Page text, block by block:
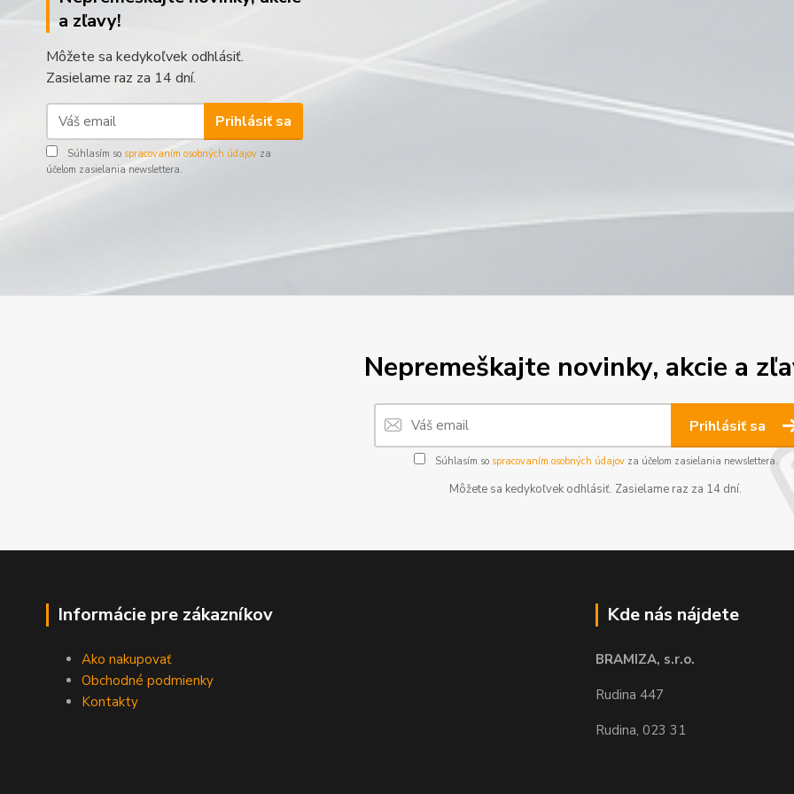
a zľavy!
Môžete sa kedykoľvek odhlásiť.
Zasielame raz za 14 dní.
Prihlásiť sa
Súhlasím so spracovaním osobných údajov za
účelom zasielania newslettera.
Nepremeškajte novinky, akcie a
Prihlásiť sa
Súhlasím so spracovaním osobných údajovza účelom zasielania newslettera.
Môžete sa kedykoľvek odhlásiť. Zasielame raz za 14 dní.
Informácie pre zákazníkov
Ako nakupovať
Obchodné podmienky
Kontakty
Kde nás nájdete
BRAMIZA, s.r.o.
Rudina 447
Rudina, 023 31